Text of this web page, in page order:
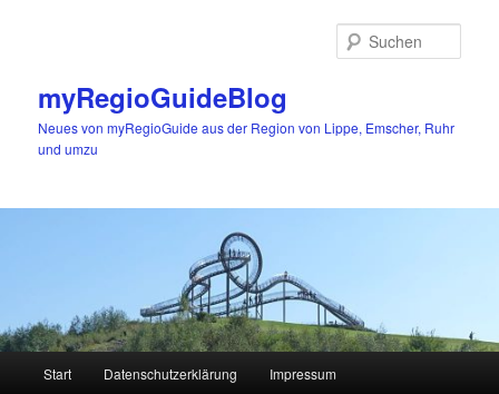
myRegioGuideBlog
Neues von myRegioGuide aus der Region von Lippe, Emscher, Ruhr
und umzu
Start Datenschutzerklärung Impressum